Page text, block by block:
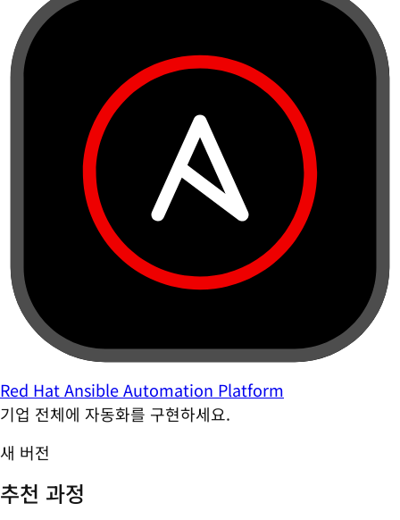
Red Hat Ansible Automation Platform
기업 전체에 자동화를 구현하세요.
새 버전
추천 과정